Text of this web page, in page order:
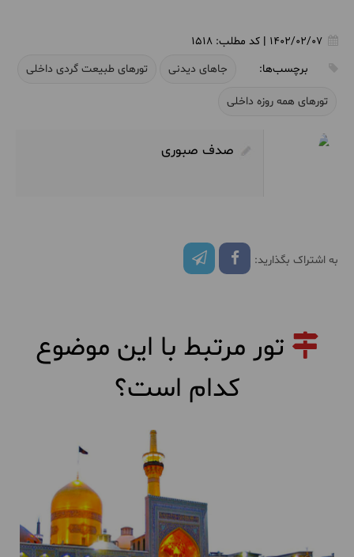
1402/02/07 کد مطلب: 1518
برچسب‌ها:
جاهای دیدنی تورهای طبیعت گردی داخلی
تورهای همه روزه داخلی
صدف صبوری
به اشتراک بگذارید:
تور مرتبط با این موضوع
کدام است؟